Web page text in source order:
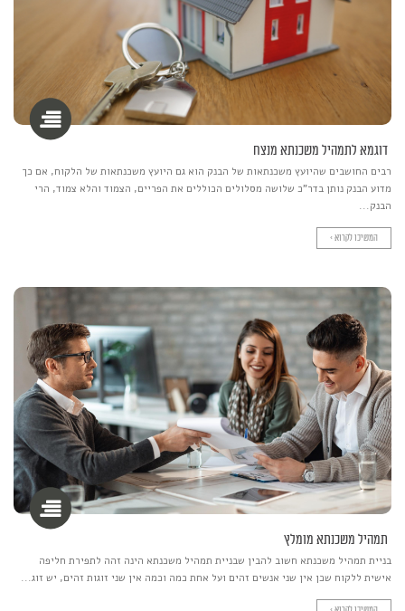
דוגמא לתמהיל משכנתא מנצח
רבים החושבים שהיועץ משכנתאות של הבנק הוא גם היועץ משכנתאות של הלקוח, אם כך
מדוע הבנק נותן בדר"כ שלושה מסלולים הכוללים את הפריים, הצמוד והלא צמוד, הרי
הבנק...
המשיכו לקרוא >
תמהיל משכנתא מומלץ
בניית תמהיל משכנתא חשוב להבין שבניית תמהיל משכנתא הינה זהה לתפירת חליפה
אישית ללקוח שכן אין שני אנשים זהים ועל אחת כמה וכמה אין שני זוגות זהים, יש זוג...